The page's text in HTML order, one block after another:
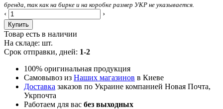
бренда, так как на бирке и на коробке размер УКР не указывается.
‹ ›
Купить
Товар есть в наличии
На складе: шт.
Срок отправки, дней: 1-2
100% оригинальная продукция
Самовывоз из Наших магазинов в Киеве
Доставка заказов по Украине компанией Новая Почта,
Укрпочта
Работаем для вас без выходных